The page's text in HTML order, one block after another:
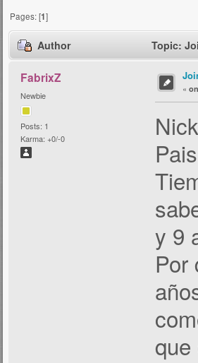
Pages: [1]
Author Topic:
FabrixZ
Newbie
Posts: 1
Karma: +0/-0
«
y 9
Por